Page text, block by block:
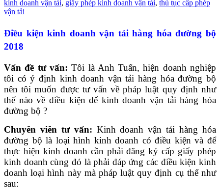
kinh doanh vận tải, giấy phép kinh doanh vận tải, thủ tục cấp phép
vận tải
Điều kiện kinh doanh vận tải hàng hóa đường bộ
2018
Vấn đề tư vấn:Tôi là Anh Tuấn, hiện doanh nghiệp
tôi có ý định kinh doanh vận tải hàng hóa đường bộ
nên tôi muốn được tư vấn về pháp luật quy định như
thế nào về điều kiện để kinh doanh vận tải hàng hóa
đường bộ ?
Chuyên viên tư vấn: Kinh doanh vận tải hàng hóa
đường bộ là loại hình kinh doanh có điều kiện và để
thực hiện kinh doanh cần phải đăng ký cấp giấy phép
kinh doanh cùng đó là phải đáp ứng các điều kiện kinh
doanh loại hình này mà pháp luật quy định cụ thể như
sau: